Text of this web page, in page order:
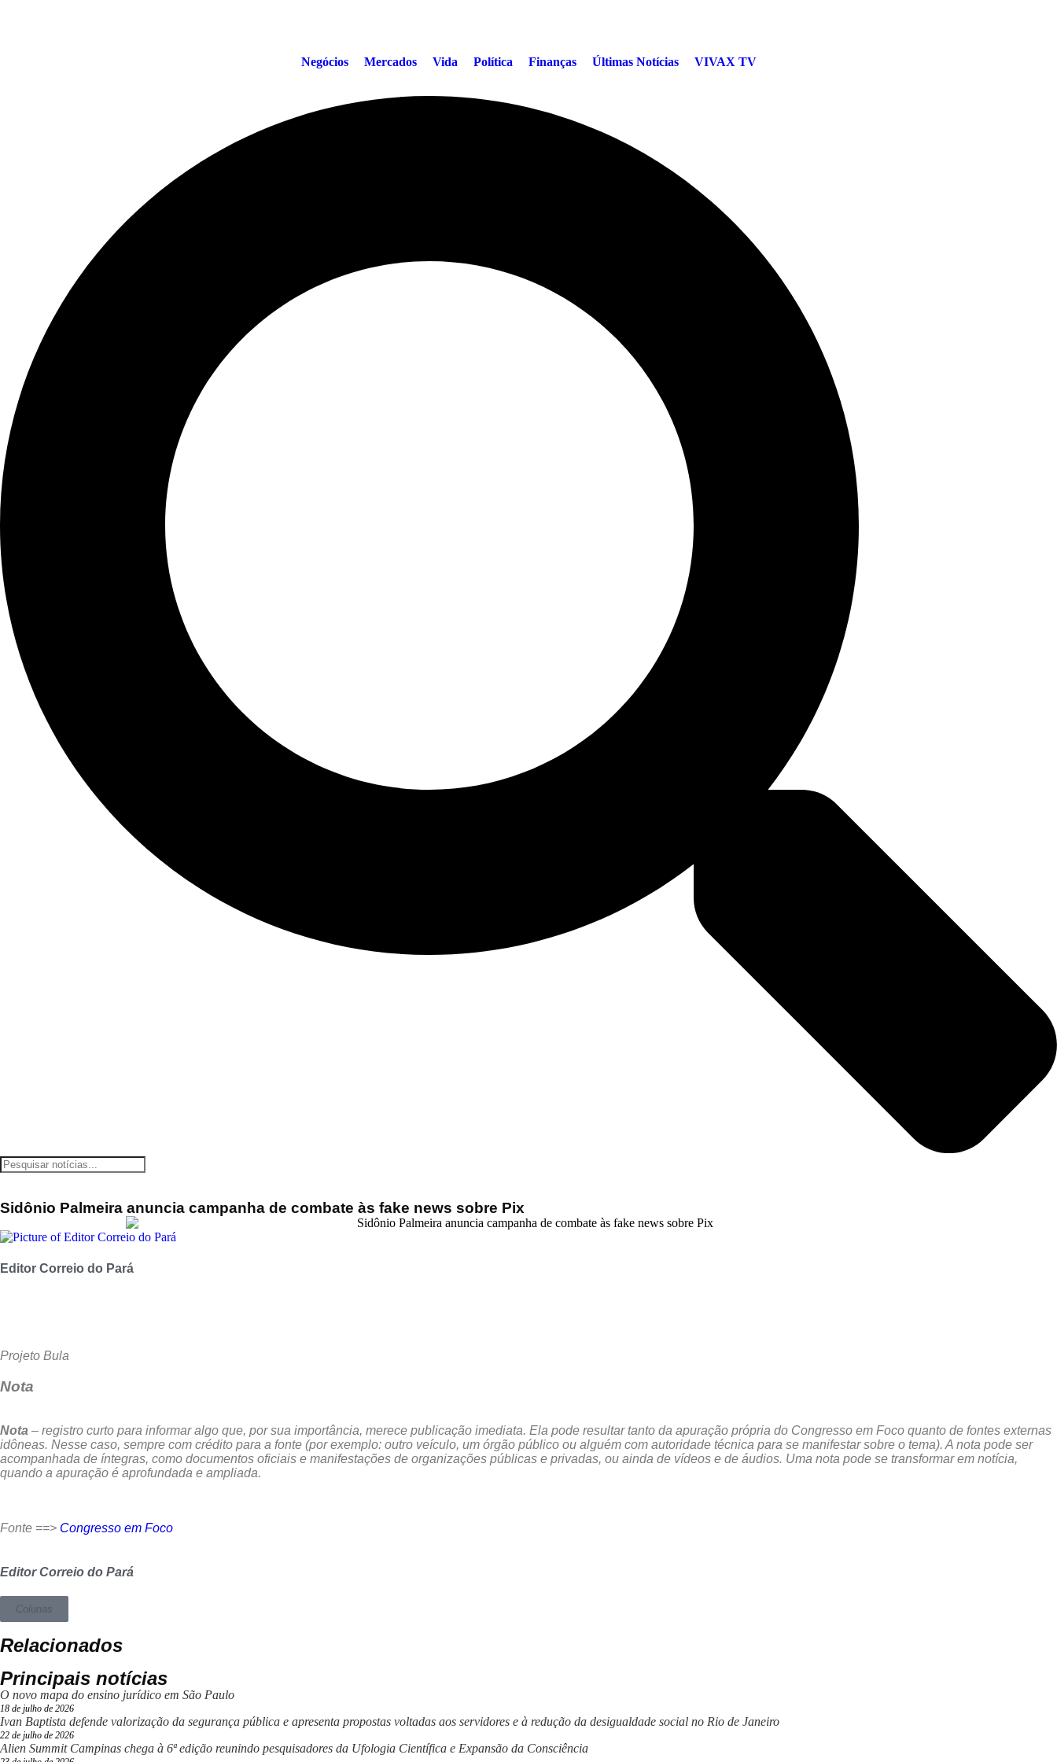
Negócios Mercados Vida Política Finanças Últimas Notícias VIVAX TV
Sidônio Palmeira anuncia campanha de combate às fake news sobre Pix
Editor Correio do Pará
Projeto Bula
Nota
Nota – registro curto para informar algo que, por sua importância, merece publicação imediata. Ela pode resultar tanto da apuração própria do Congresso em Foco quanto de fontes externas
idôneas. Nesse caso, sempre com crédito para a fonte (por exemplo: outro veículo, um órgão público ou alguém com autoridade técnica para se manifestar sobre o tema). A nota pode ser
acompanhada de íntegras, como documentos oficiais e manifestações de organizações públicas e privadas, ou ainda de vídeos e de áudios. Uma nota pode se transformar em notícia,
quando a apuração é aprofundada e ampliada.
Fonte ==> Congresso em Foco
Editor Correio do Pará
Colunas
Relacionados
Principais notícias
O novo mapa do ensino jurídico em São Paulo
18 de julho de 2026
Ivan Baptista defende valorização da segurança pública e apresenta propostas voltadas aos servidores e à redução da desigualdade social no Rio de Janeiro
22 de julho de 2026
Alien Summit Campinas chega à 6ª edição reunindo pesquisadores da Ufologia Científica e Expansão da Consciência